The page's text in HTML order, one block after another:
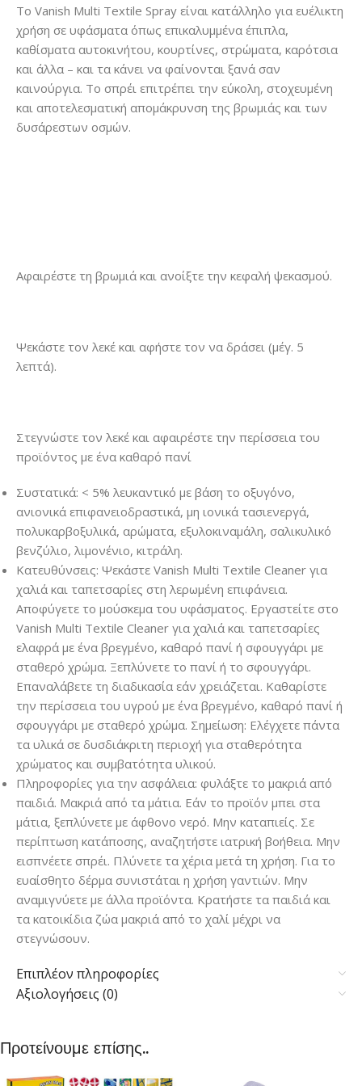
Το Vanish Multi Textile Spray είναι κατάλληλο για ευέλικτη
χρήση σε υφάσματα όπως επικαλυμμένα έπιπλα,
καθίσματα αυτοκινήτου, κουρτίνες, στρώματα, καρότσια
και άλλα – και τα κάνει να φαίνονται ξανά σαν
καινούργια. Το σπρέι επιτρέπει την εύκολη, στοχευμένη
και αποτελεσματική απομάκρυνση της βρωμιάς και των
δυσάρεστων οσμών.
Αφαιρέστε τη βρωμιά και ανοίξτε την κεφαλή ψεκασμού.
Ψεκάστε τον λεκέ και αφήστε τον να δράσει (μέγ. 5
λεπτά).
Στεγνώστε τον λεκέ και αφαιρέστε την περίσσεια του
προϊόντος με ένα καθαρό πανί
Συστατικά: < 5% λευκαντικό με βάση το οξυγόνο,
ανιονικά επιφανειοδραστικά, μη ιονικά τασιενεργά,
πολυκαρβοξυλικά, αρώματα, εξυλοκιναμάλη, σαλικυλικό
βενζύλιο, λιμονένιο, κιτράλη.
Κατευθύνσεις: Ψεκάστε Vanish Multi Textile Cleaner για
χαλιά και ταπετσαρίες στη λερωμένη επιφάνεια.
Αποφύγετε το μούσκεμα του υφάσματος. Εργαστείτε στο
Vanish Multi Textile Cleaner για χαλιά και ταπετσαρίες
ελαφρά με ένα βρεγμένο, καθαρό πανί ή σφουγγάρι με
σταθερό χρώμα. Ξεπλύνετε το πανί ή το σφουγγάρι.
Επαναλάβετε τη διαδικασία εάν χρειάζεται. Καθαρίστε
την περίσσεια του υγρού με ένα βρεγμένο, καθαρό πανί ή
σφουγγάρι με σταθερό χρώμα. Σημείωση: Ελέγχετε πάντα
τα υλικά σε δυσδιάκριτη περιοχή για σταθερότητα
χρώματος και συμβατότητα υλικού.
Πληροφορίες για την ασφάλεια: φυλάξτε το μακριά από
παιδιά. Μακριά από τα μάτια. Εάν το προϊόν μπει στα
μάτια, ξεπλύνετε με άφθονο νερό. Μην καταπιείς. Σε
περίπτωση κατάποσης, αναζητήστε ιατρική βοήθεια. Μην
εισπνέετε σπρέι. Πλύνετε τα χέρια μετά τη χρήση. Για το
ευαίσθητο δέρμα συνιστάται η χρήση γαντιών. Μην
αναμιγνύετε με άλλα προϊόντα. Κρατήστε τα παιδιά και
τα κατοικίδια ζώα μακριά από το χαλί μέχρι να
στεγνώσουν.
Επιπλέον πληροφορίες
Αξιολογήσεις (0)
Προτείνουμε επίσης..